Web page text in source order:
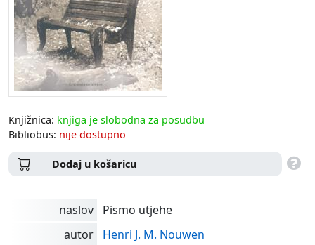
Knjižnica: knjiga je slobodna za posudbu
Bibliobus: nije dostupno
Dodaj u košaricu
naslov
Pismo utjehe
autor
Henri J. M. Nouwen